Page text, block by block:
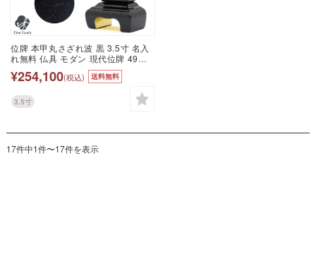
位牌 本甲丸さざれ波 黒 3.5寸 名入
れ無料 仏具 モダン 現代位牌 49日
法要 名入れ 彫刻 名前 戒名 梵字 終
活 供養 水子 水子供養 本位牌 黒 ブ
¥254,100(税込) 送料無料
3.5寸
17件中1件〜17件を表示